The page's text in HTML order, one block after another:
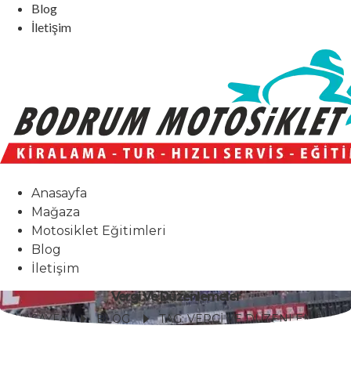
Blog
İletişim
Anasayfa
Mağaza
Motosiklet Eğitimleri
Blog
İletişim
Vergi Ve Düzenlemeler
ANASAYFA BLOG TAG: VERGI VE DÜZENLEMELER